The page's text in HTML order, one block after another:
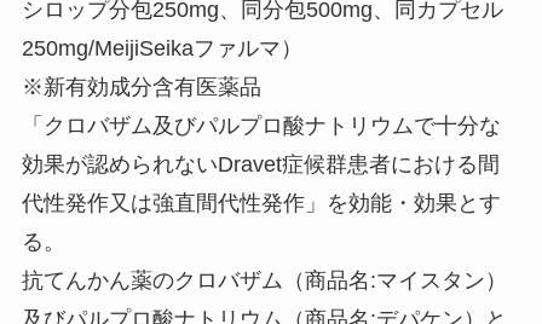
シロップ分包250mg、同分包500mg、同カプセル
250mg/MeijiSeikaファルマ）
※新有効成分含有医薬品
「クロバザム及びパルプロ酸ナトリウムで十分な
効果が認められないDravet症候群患者における間
代性発作又は強直間代性発作」を効能・効果とす
る。
抗てんかん薬のクロバザム（商品名:マイスタン）